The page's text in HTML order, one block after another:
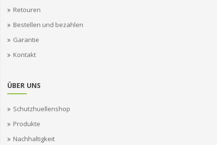
Retouren
Bestellen und bezahlen
Garantie
Kontakt
ÜBER UNS
Schutzhuellenshop
Produkte
Nachhaltigkeit